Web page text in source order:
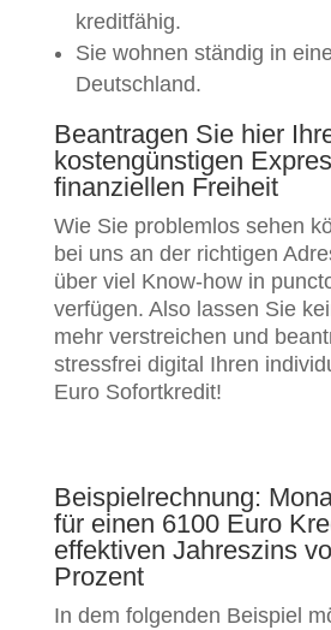
kreditfähig.
Sie wohnen ständig in
Deutschland.
Beantragen Sie hier
kostengünstigen
finanziellen Freiheit
Wie Sie problemlos sehen
bei uns an der richtigen
über viel Know-how in
verfügen. Also lassen Sie
mehr verstreichen und
stressfrei digital Ihren
Euro Sofortkredit!
Beispielrechnung:
für einen 6100 Euro
effektiven Jahreszins
Prozent
In dem folgenden Beispiel